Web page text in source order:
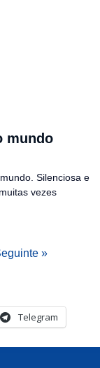
mundo
Silenciosa e
vezes
»
Telegram